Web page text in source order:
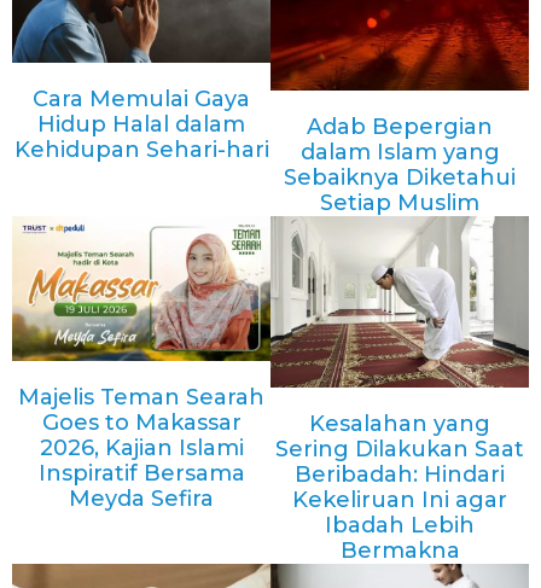
Cara Memulai Gaya
Hidup Halal dalam
Kehidupan Sehari-hari
Adab Bepergian
dalam Islam yang
Sebaiknya Diketahui
Setiap Muslim
Majelis Teman Searah
Goes to Makassar
2026, Kajian Islami
Inspiratif Bersama
Meyda Sefira
Kesalahan yang
Sering Dilakukan Saat
Beribadah: Hindari
Kekeliruan Ini agar
Ibadah Lebih
Bermakna